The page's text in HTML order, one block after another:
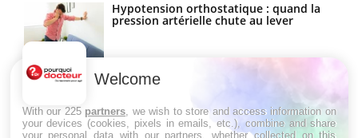
Hypotension orthostatique : quand la
pression artérielle chute au lever
Drépanocytose : une déformation des
globules rouges aux conséquences
Welcome
With our 225 partners , we wish to store and access information on
your devices (cookies, pixels in emails, etc.), combine and share
your personal data with our partners, whether collected on this